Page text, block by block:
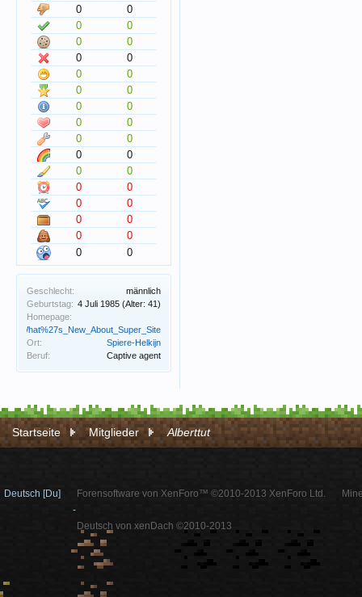
0
0
0
0
0
0
0
0
0
0
0
0
0
0
0
0
0
0
0
0
0
0
0
0
0
0
0
0
0
0
0
0
Geschlecht:
männlich
Geburtstag: 4 Juli 1985 (Alter: 41)
Homepage:
What%27s_New_About_Super_Site
Ort:
Spiere-Helkijn
Beruf:
Captive agent
Startseite Mitglieder Alberttut
Deutsch [Du]
Forensoftware von XenForo™ ©2010-2013 XenForo Ltd.
-
Deutsch von xenDach ©2010-2013